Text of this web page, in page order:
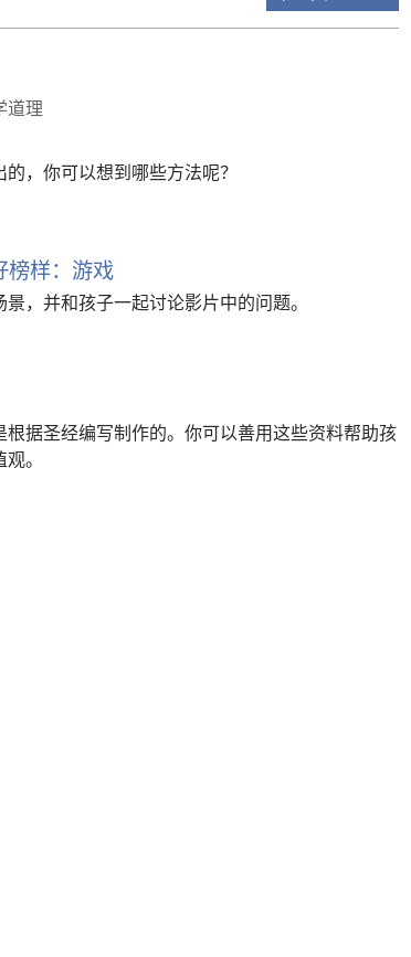
道理
，你可以想到哪些方法呢？
样：游戏
，并和孩子一起讨论影片中的问题。
据圣经编写制作的。你可以善用这些资料帮助孩
。